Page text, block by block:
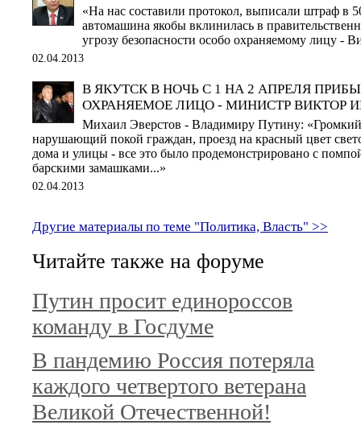
«На нас составили протокол, выписали штраф в
автомашина якобы вклинилась в
угрозу безопасности особо охраняемому лицу -
02.04.2013
В ЯКУТСК В НОЧЬ С 1 НА 2 АПРЕЛЯ
ОХРАНЯЕМОЕ ЛИЦО - МИНИСТР ВИКТОР
Михаил Эверстов - Владимиру Путину:
нарушающий покой граждан, проезд на красный цвет
дома и улицы - все это было продемонстрировано с
барскими замашками...»
02.04.2013
Другие материалы по теме "Политика, Власть" >>
Читайте также на форуме
Путин просит единороссов
команду в Госдуме
В пандемию Россия потеряла
каждого четвертого ветерана
Великой Отечественной!